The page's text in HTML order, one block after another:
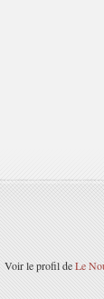
Voir le profil deLe